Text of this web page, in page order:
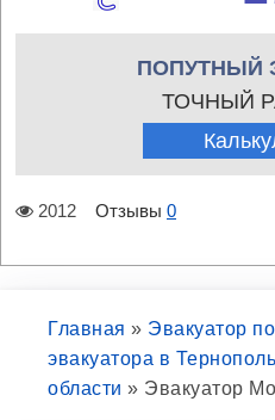
ПОПУТНЫЙ
ТОЧНЫЙ
2012 Отзывы 0
Главная » Эвакуатор
эвакуатора в
области » Эвакуатор